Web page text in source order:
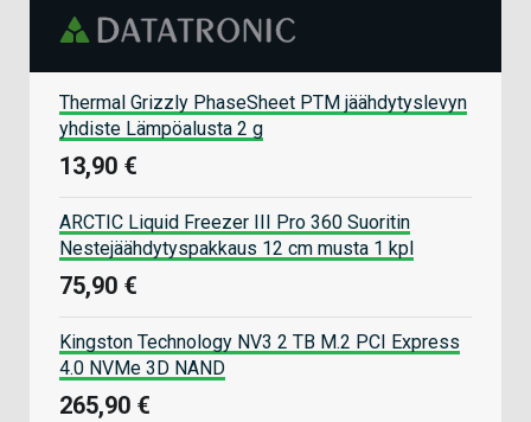
Thermal Grizzly PhaseSheet PTM jäähdytyslevyn
yhdiste Lämpöalusta 2 g
13,90 €
ARCTIC Liquid Freezer III Pro 360 Suoritin
Nestejäähdytyspakkaus 12 cm musta 1 kpl
75,90 €
Kingston Technology NV3 2 TB M.2 PCI Express
4.0 NVMe 3D NAND
265,90 €